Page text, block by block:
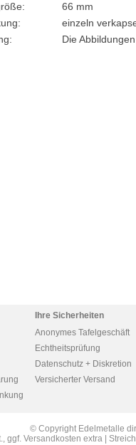
66 mm
einzeln
Die
Ihre Sicherheiten
Anonymes Tafelgeschäft
Echtheitsprüfung
Datenschutz + Diskretion
Versicherter Versand
© Copyright Edelmetalle
ggf. Versandkosten extra |